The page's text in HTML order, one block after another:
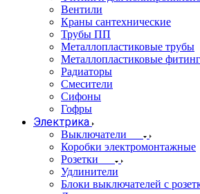
Вентили
Краны сантехнические
Трубы ПП
Металлопластиковые трубы
Металлопластиковые
Радиаторы
Смесители
Сифоны
Гофры
Электрика
Выключатели
Коробки электромонтажные
Розетки
Удлинители
Блоки выключателей с